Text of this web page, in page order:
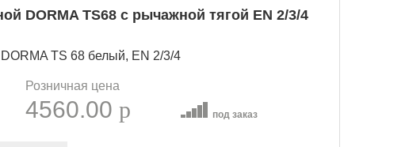
DORMA TS68 с рычажной тягой EN 2/3/4
TS 68 белый, EN 2/3/4
Розничная цена
4560.00p под заказ